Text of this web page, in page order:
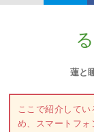
蓮と
ここで紹介して
め、スマートフォ